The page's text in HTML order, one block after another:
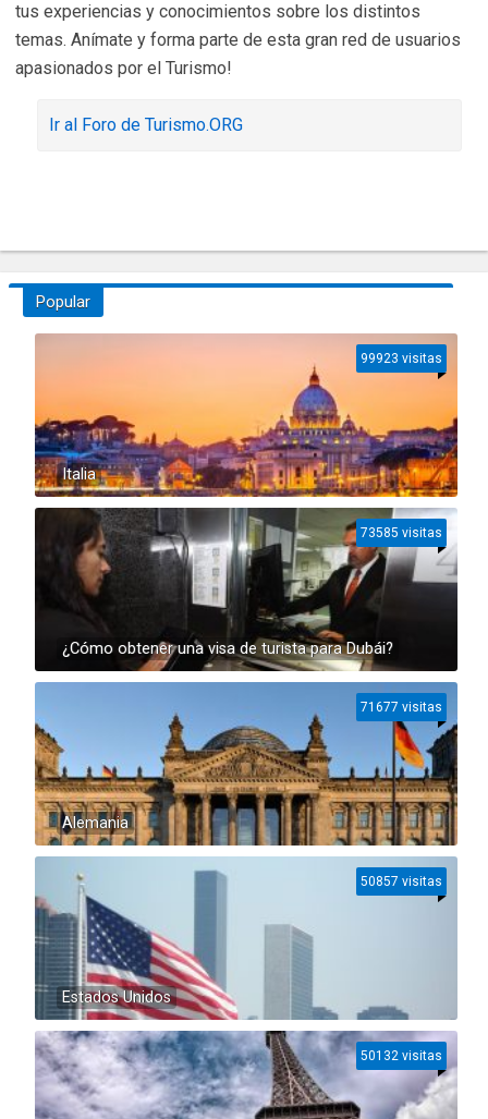
tus experiencias y conocimientos sobre los distintos
temas. Anímate y forma parte de esta gran red de usuarios
apasionados por el Turismo!
Ir al Foro de Turismo.ORG
Popular
Italia
99923 visitas
¿Cómo obtener una visa de turista para Dubái?
73585 visitas
Alemania
71677 visitas
Estados Unidos
50857 visitas
50132 visitas